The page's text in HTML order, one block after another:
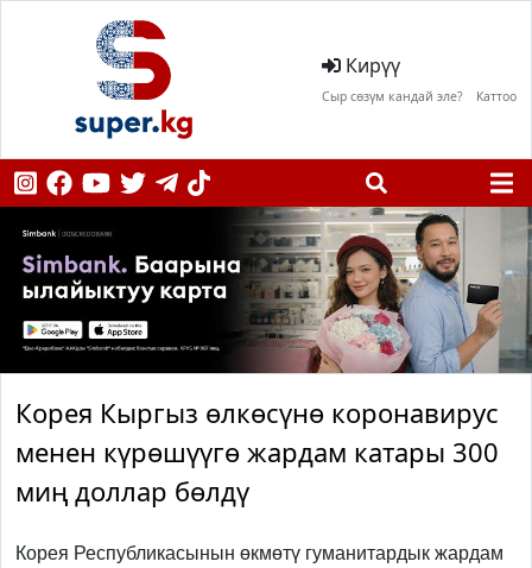
Кирүү
Сыр сөзүм кандай эле? Каттоо
Корея Кыргыз өлкөсүнө коронавирус
менен күрөшүүгө жардам катары 300
миң доллар бөлдү
Корея Республикасынын өкмөтү гуманитардык жардам